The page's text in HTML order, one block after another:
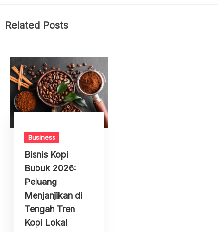
Related Posts
Business
Bisnis Kopi
Bubuk 2026:
Peluang
Menjanjikan di
Tengah Tren
Kopi Lokal